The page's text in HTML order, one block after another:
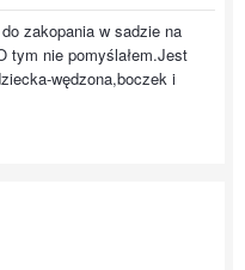
zakopania w sadzie na
tym nie pomyślałem.Jest
wędzona,boczek i